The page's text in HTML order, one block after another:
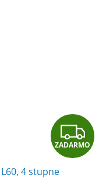
Z
A
ZADARMO
4 stupne